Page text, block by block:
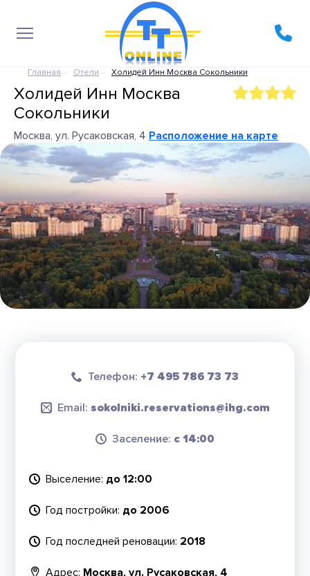
Главная Отели Холидей Инн Москва Сокольники
Холидей Инн Москва
Сокольники
Москва, ул. Русаковская, 4 Расположение на карте
Телефон: +7 495 786 73 73
Email: sokolniki.reservations@ihg.com
Заселение: с 14:00
Выселение: до 12:00
Год постройки: до 2006
Год последней реновации: 2018
Адрес: Москва, ул. Русаковская, 4